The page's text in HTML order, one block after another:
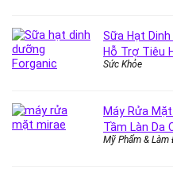
Sữa Hạt
Hỗ Trợ Tiêu
Sức Khỏe
Máy Rửa
Tầm Làn Da
Mỹ Phẩm & Làm